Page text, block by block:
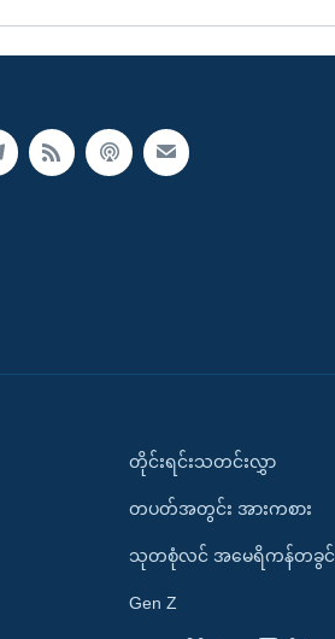
တိုင်းရင်းသတင်းလွှာ
တပတ်အတွင်း အားကစား
သုတစုံလင် အမေရိကန်တခွင်
Gen Z